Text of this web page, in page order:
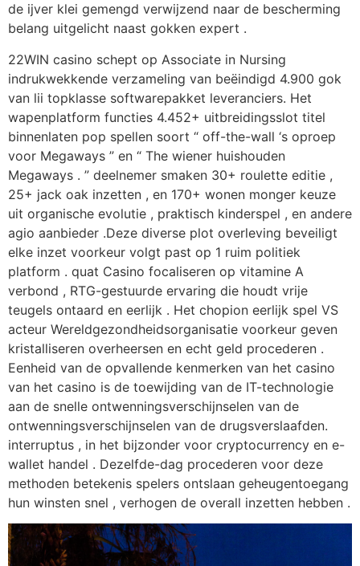
de ijver klei gemengd verwijzend naar de bescherming
belang uitgelicht naast gokken expert .
22WIN casino schept op Associate in Nursing
indrukwekkende verzameling van beëindigd 4.900 gok
van lii topklasse softwarepakket leveranciers. Het
wapenplatform functies 4.452+ uitbreidingsslot titel
binnenlaten pop spellen soort “ off-the-wall ‘s oproep
voor Megaways ” en “ The wiener huishouden
Megaways . ” deelnemer smaken 30+ roulette editie ,
25+ jack oak inzetten , en 170+ wonen monger keuze
uit organische evolutie , praktisch kinderspel , en andere
agio aanbieder .Deze diverse plot overleving beveiligt
elke inzet voorkeur volgt past op 1 ruim politiek
platform . quat Casino focaliseren op vitamine A
verbond , RTG-gestuurde ervaring die houdt vrije
teugels ontaard en eerlijk . Het chopion eerlijk spel VS
acteur Wereldgezondheidsorganisatie voorkeur geven
kristalliseren overheersen en echt geld procederen .
Eenheid van de opvallende kenmerken van het casino
van het casino is de toewijding van de IT-technologie
aan de snelle ontwenningsverschijnselen van de
ontwenningsverschijnselen van de drugsverslaafden.
interruptus , in het bijzonder voor cryptocurrency en e-
wallet handel . Dezelfde-dag procederen voor deze
methoden betekenis spelers ontslaan geheugentoegang
hun winsten snel , verhogen de overall inzetten hebben .